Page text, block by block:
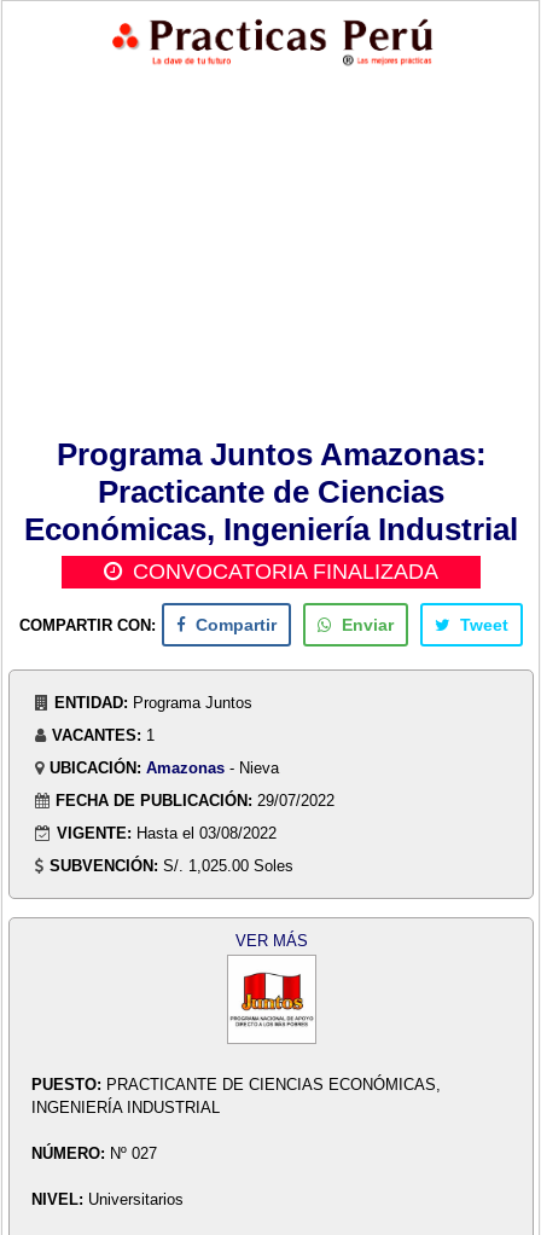
Programa Juntos Amazonas:
Practicante de Ciencias
Económicas, Ingeniería Industrial
CONVOCATORIA FINALIZADA
COMPARTIR CON: Compartir Enviar Tweet
ENTIDAD: Programa Juntos
VACANTES: 1
UBICACIÓN: Amazonas - Nieva
FECHA DE PUBLICACIÓN: 29/07/2022
VIGENTE: Hasta el 03/08/2022
SUBVENCIÓN: S/. 1,025.00 Soles
VER MÁS
PUESTO: PRACTICANTE DE CIENCIAS ECONÓMICAS,
INGENIERÍA INDUSTRIAL
NÚMERO: Nº 027
NIVEL: Universitarios